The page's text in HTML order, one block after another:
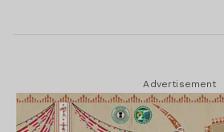
Advertisement